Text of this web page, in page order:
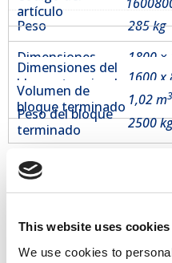
This website uses cookies
We use cookies to
artículo
Peso
285 kg
Dimensiones
1800
Dimensiones del
bloque terminado
1600 x
Volumen de
bloque terminado 1,02 m3
Peso del bloque
terminado
2500
Herramienta rentable
Envíos a todo el mundo
Ventas desde stock
Productos